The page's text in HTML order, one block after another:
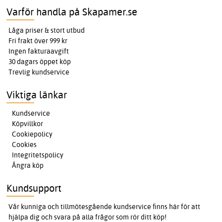
Varför handla på Skapamer.se
Låga priser & stort utbud
Fri frakt över 999 kr
Ingen fakturaavgift
30 dagars öppet köp
Trevlig kundservice
Viktiga länkar
Kundservice
Köpvillkor
Cookiepolicy
Cookies
Integritetspolicy
Ångra köp
Kundsupport
Vår kunniga och tillmötesgående kundservice finns här för att
hjälpa dig och svara på alla frågor som rör ditt köp!